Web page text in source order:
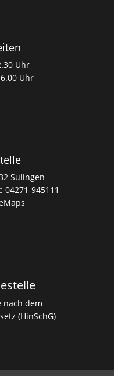
Uhr
Uhr
Sulingen
04271-945111
nach dem
(HinSchG)